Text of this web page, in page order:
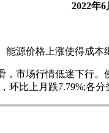
2022年
源价格上涨使得成本
场行情低迷下行。
环比上月跌7.79%;各